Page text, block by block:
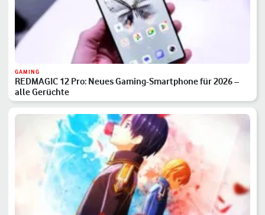
GAMING
REDMAGIC 12 Pro: Neues Gaming-Smartphone für 2026 –
alle Gerüchte